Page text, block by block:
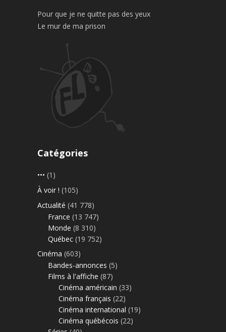
Pour que je ne quitte pas des yeux
Le mur de ma prison
Catégories
••• (1)
À voir ! (105)
Actualité (41 778)
France (13 747)
Monde (8 310)
Québec (19 752)
Cinéma (603)
Bandes-annonces (5)
Films à l'affiche (87)
Cinéma américain (33)
Cinéma français (22)
Cinéma international (19)
Cinéma québécois (22)